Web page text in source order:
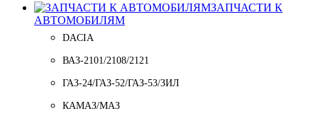
ЗАПЧАСТИ К
АВТОМОБИЛЯМ
DACIA
ВАЗ-2101/2108/2121
ГАЗ-24/ГАЗ-52/ГАЗ-53/ЗИЛ
КАМАЗ/МАЗ